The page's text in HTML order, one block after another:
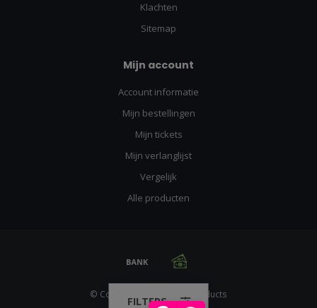
Klachten
Sitemap
Mijn account
Account informatie
Mijn bestellingen
Mijn tickets
Mijn verlanglijst
Vergelijk
Alle producten
© Copyright 2026 Racing Products
FILTERS